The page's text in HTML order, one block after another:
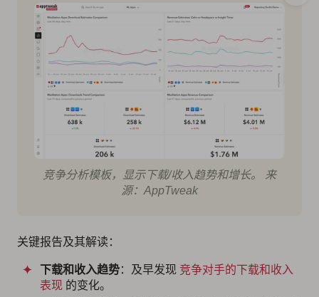
竞争分析模板，显示下载/收入趋势和增长。 来
源：AppTweak
关键报告及其解读：
下载和收入趋势：及早发现 竞争对手的下载和收入
表现 的变化。